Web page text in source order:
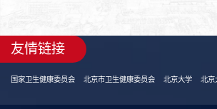
友情链接
国家卫生健康委员会 北京市卫生健康委员会 北京大学 北京